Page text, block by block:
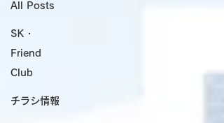
All Posts
SK・
Friend
Club
チラシ情報